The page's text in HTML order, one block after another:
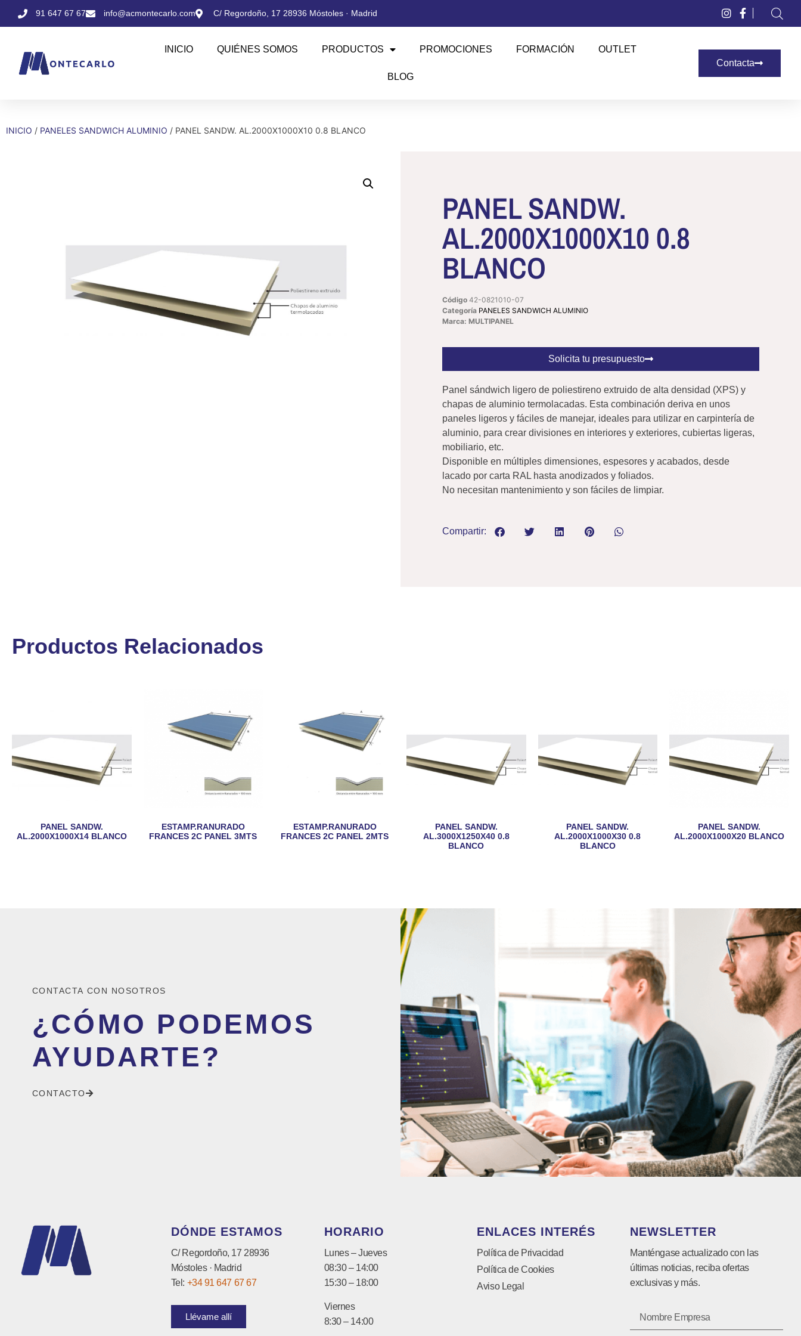
91 647 67 67 info@acmontecarlo.com C/ Regordoño, 17 28936 Móstoles · Madrid
INICIO QUIÉNES SOMOS PRODUCTOS PROMOCIONES FORMACIÓN OUTLET
BLOG
Contacta
INICIO / PANELES SANDWICH ALUMINIO / PANEL SANDW. AL.2000X1000X10 0.8 BLANCO
PANEL SANDW.
AL.2000X1000X10 0.8
BLANCO
Código 42-0821010-07
Categoría PANELES SANDWICH ALUMINIO
Marca: MULTIPANEL
Solicita tu presupuesto
Panel sándwich ligero de poliestireno extruido de alta densidad (XPS) y
chapas de aluminio termolacadas. Esta combinación deriva en unos
paneles ligeros y fáciles de manejar, ideales para utilizar en carpintería de
aluminio, para crear divisiones en interiores y exteriores, cubiertas ligeras,
mobiliario, etc.
Disponible en múltiples dimensiones, espesores y acabados, desde
lacado por carta RAL hasta anodizados y foliados.
No necesitan mantenimiento y son fáciles de limpiar.
Compartir:
Productos Relacionados
PANEL SANDW.
AL.2000X1000X14 BLANCO
ESTAMP.RANURADO
FRANCES 2C PANEL 3MTS
ESTAMP.RANURADO
FRANCES 2C PANEL 2MTS
PANEL SANDW.
AL.3000X1250X40 0.8
BLANCO
PANEL SANDW.
AL.2000X1000X30 0.8
BLANCO
PANEL SANDW.
AL.2000X1000X20 BLANCO
CONTACTA CON NOSOTROS
¿CÓMO PODEMOS
AYUDARTE?
CONTACTO
DÓNDE ESTAMOS
C/ Regordoño, 17 28936
Móstoles · Madrid
Tel: +34 91 647 67 67
Llévame allí
HORARIO
Lunes – Jueves
08:30 – 14:00
15:30 – 18:00
Viernes
8:30 – 14:00
ENLACES INTERÉS
Política de Privacidad
Política de Cookies
Aviso Legal
NEWSLETTER
Manténgase actualizado con las
últimas noticias, reciba ofertas
exclusivas y más.